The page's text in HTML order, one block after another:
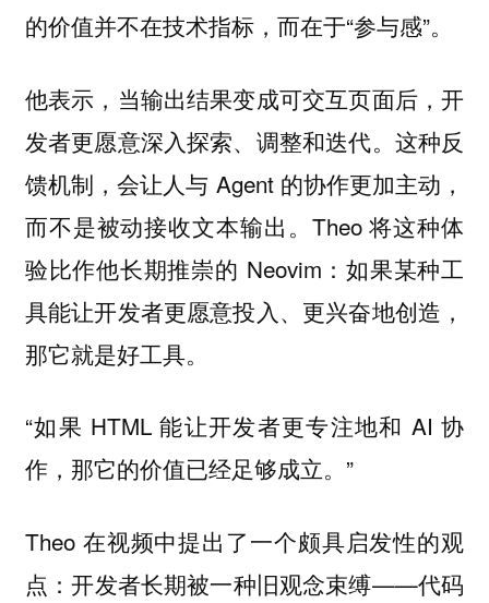
的价值并不在技术指标，而在于“参与感”。
他表示，当输出结果变成可交互页面后，开
发者更愿意深入探索、调整和迭代。这种反
馈机制，会让人与 Agent 的协作更加主动，
而不是被动接收文本输出。Theo 将这种体
验比作他长期推崇的 Neovim：如果某种工
具能让开发者更愿意投入、更兴奋地创造，
那它就是好工具。
“如果 HTML 能让开发者更专注地和 AI 协
作，那它的价值已经足够成立。”
Theo 在视频中提出了一个颇具启发性的观
点：开发者长期被一种旧观念束缚——代码